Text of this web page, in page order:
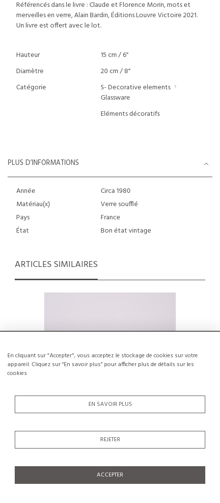
En cliquant sur "Accepter", vous acceptez le stockage de cookies sur votre
appareil. Cliquez sur “En savoir plus” pour afficher plus de détails sur les
cookies
EN SAVOIR PLUS
REJETER
ACCEPTER
Référencés dans le livre : Claude et Florence Morin, mots et
merveilles en verre, Alain Bardin, Éditions Louvre Victoire 2021.
Un livre est offert avec le lot.
Hauteur
15 cm / 6"
Diamètre
20 cm / 8"
Catégorie
S- Decorative elements
Glassware
Eléments décoratifs
PLUS D’INFORMATIONS
Année
Circa 1980
Matériau(x)
Verre soufflé
Pays
France
État
Bon état vintage
ARTICLES SIMILAIRES
Coupe en céramique émaillée par Marie
Madeleine Jolly, France, circa 1960
Large